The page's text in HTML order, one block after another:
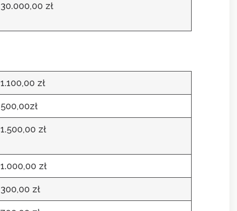
30.000,00 zł
1.100,00 zł
500,00zł
1.500,00 zł
1.000,00 zł
300,00 zł